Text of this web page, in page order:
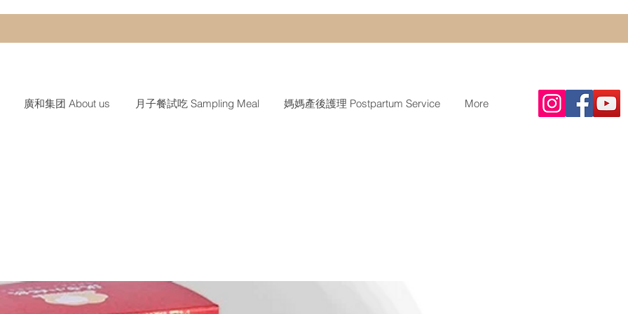
廣和集团 About us 月子餐試吃 Sampling Meal 媽媽產後護理 Postpartum Service More